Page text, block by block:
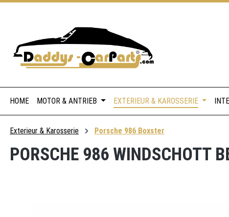
HOME MOTOR & ANTRIEB EXTERIEUR & KAROSSERIE
Exterieur & Karosserie Porsche 986 Boxster
PORSCHE 986 WINDSCHOTT